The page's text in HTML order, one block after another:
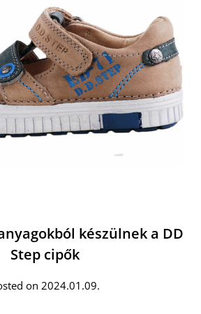
készülnek a DD
Step cipők
on 2024.01.09.